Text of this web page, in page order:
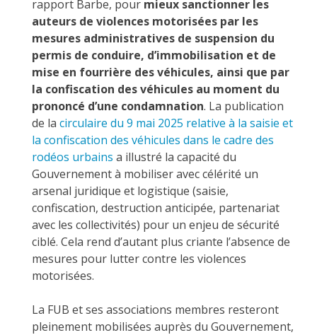
rapport Barbe, pour mieux sanctionner les
auteurs de violences motorisées par les
mesures administratives de suspension du
permis de conduire, d’immobilisation et de
mise en fourrière des véhicules, ainsi que par
la confiscation des véhicules au moment du
prononcé d’une condamnation. La publication
de la circulaire du 9 mai 2025 relative à la saisie et
la confiscation des véhicules dans le cadre des
rodéos urbains a illustré la capacité du
Gouvernement à mobiliser avec célérité un
arsenal juridique et logistique (saisie,
confiscation, destruction anticipée, partenariat
avec les collectivités) pour un enjeu de sécurité
ciblé. Cela rend d’autant plus criante l’absence de
mesures pour lutter contre les violences
motorisées.
La FUB et ses associations membres resteront
pleinement mobilisées auprès du Gouvernement,